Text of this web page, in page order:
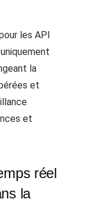
les API
la
et
et
réel
la